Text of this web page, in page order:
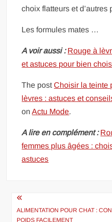
choix flatteurs et d’autres
Les formules mates …
A voir aussi : Rouge à
et astuces pour bien
The postChoisir la teinte
lèvres : astuces et
onActu Mode.
A lire en complément :
femmes plus âgées :
astuces
Navigation
de
ALIMENTATION POUR CHAT :
POIDS FACILEMENT